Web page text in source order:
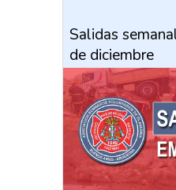
Salidas
de diciembre